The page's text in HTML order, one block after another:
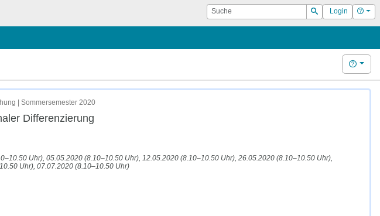
Suche
Suchen
Login Hilfe
Hilfe
| Sommersemester 2020
Differenzierung
Uhr), 05.05.2020 (8.10–10.50 Uhr), 12.05.2020 (8.10–10.50 Uhr), 26.05.2020 (8.10–10.50 Uhr),
Uhr), 07.07.2020 (8.10–10.50 Uhr)